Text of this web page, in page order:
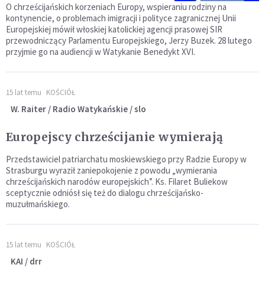
O chrześcijańskich korzeniach Europy, wspieraniu rodziny na
kontynencie, o problemach imigracji i polityce zagranicznej Unii
Europejskiej mówił włoskiej katolickiej agencji prasowej SIR
przewodniczący Parlamentu Europejskiego, Jerzy Buzek. 28 lutego
przyjmie go na audiencji w Watykanie Benedykt XVI.
15 lat temu KOŚCIÓŁ
W. Raiter / Radio Watykańskie / slo
Europejscy chrześcijanie wymierają
Przedstawiciel patriarchatu moskiewskiego przy Radzie Europy w
Strasburgu wyraził zaniepokojenie z powodu „wymierania
chrześcijańskich narodów europejskich”. Ks. Filaret Buliekow
sceptycznie odniósł się też do dialogu chrześcijańsko-
muzułmańskiego.
15 lat temu KOŚCIÓŁ
KAI / drr